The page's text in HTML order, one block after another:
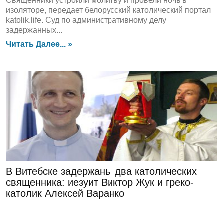
изоляторе, передает белорусский католический портал
katolik.life. Суд по административному делу
задержанных...
Читать Далее... »
ЛЕНТА НОВОСТЕЙ
В Витебске задержаны два католических
священника: иезуит Виктор Жук и греко-
католик Алексей Варанко